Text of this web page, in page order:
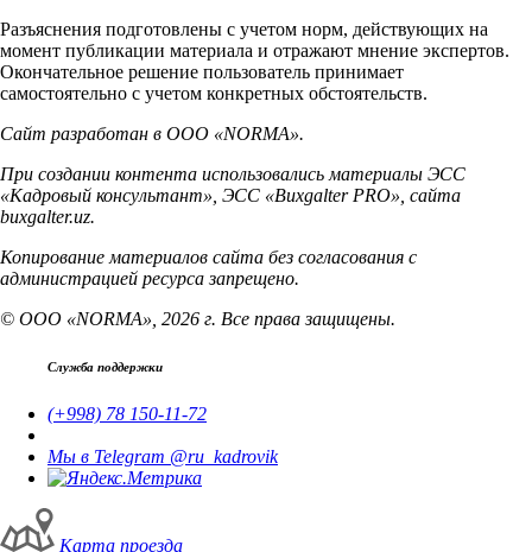
Разъяснения подготовлены с учетом норм, действующих на
момент публикации материала и отражают мнение экспертов.
Окончательное решение пользователь принимает
самостоятельно с учетом конкретных обстоятельств.
Сайт разработан в ООО «NORMA».
При создании контента использовались материалы ЭСС
«Кадровый консультант», ЭСС «Buxgalter PRO», сайта
buxgalter.uz.
Копирование материалов сайта без согласования с
администрацией ресурса запрещено.
© ООО «NORMA», 2026 г. Все права защищены.
Служба поддержки
(+998) 78 150-11-72
Мы в Telegram @ru_kadrovik
Карта проезда